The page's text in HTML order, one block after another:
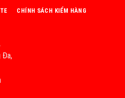
Đa,
CHÍNH SÁCH KIỂM HÀNG